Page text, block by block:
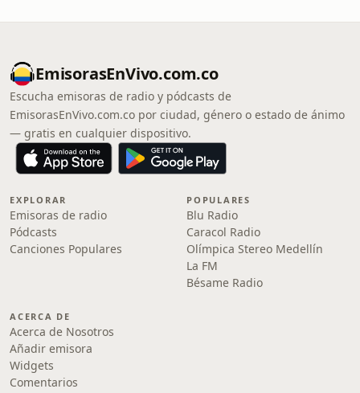
EmisorasEnVivo.com.co
Escucha emisoras de radio y pódcasts de
EmisorasEnVivo.com.co por ciudad, género o estado de ánimo
— gratis en cualquier dispositivo.
EXPLORAR
Emisoras de radio
Pódcasts
Canciones Populares
POPULARES
Blu Radio
Caracol Radio
Olímpica Stereo Medellín
La FM
Bésame Radio
ACERCA DE
Acerca de Nosotros
Añadir emisora
Widgets
Comentarios